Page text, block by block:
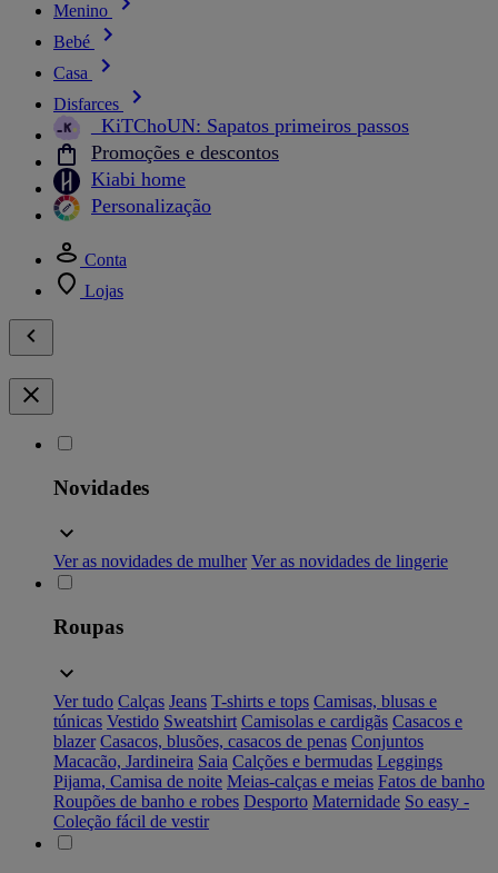
Menino
Bebé
Casa
Disfarces
_KiTChoUN: Sapatos primeiros passos
Promoções e descontos
Kiabi home
Personalização
Conta
Lojas
Novidades
Ver as novidades de mulher Ver as novidades de lingerie
Roupas
Ver tudo Calças Jeans T-shirts e tops Camisas, blusas e
túnicas Vestido Sweatshirt Camisolas e cardigãs Casacos e
blazer Casacos, blusões, casacos de penas Conjuntos
Macacão, Jardineira Saia Calções e bermudas Leggings
Pijama, Camisa de noite Meias-calças e meias Fatos de banho
Roupões de banho e robes Desporto Maternidade So easy -
Coleção fácil de vestir